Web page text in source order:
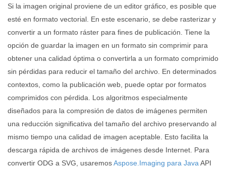
Si la imagen original proviene de un editor gráfico, es posible que
esté en formato vectorial. En este escenario, se debe rasterizar y
convertir a un formato ráster para fines de publicación. Tiene la
opción de guardar la imagen en un formato sin comprimir para
obtener una calidad óptima o convertirla a un formato comprimido
sin pérdidas para reducir el tamaño del archivo. En determinados
contextos, como la publicación web, puede optar por formatos
comprimidos con pérdida. Los algoritmos especialmente
diseñados para la compresión de datos de imágenes permiten
una reducción significativa del tamaño del archivo preservando al
mismo tiempo una calidad de imagen aceptable. Esto facilita la
descarga rápida de archivos de imágenes desde Internet. Para
convertir ODG a SVG, usaremosAspose.Imaging para Java API